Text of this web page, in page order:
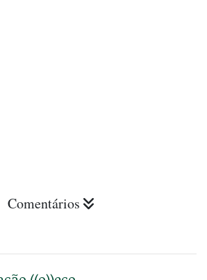
Comentários